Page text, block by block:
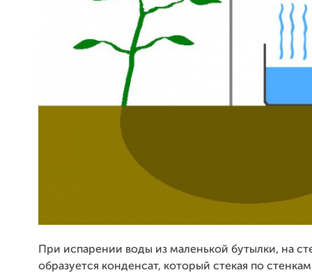
При испарении воды из маленькой бутылки, на
образуется конденсат, который стекая по